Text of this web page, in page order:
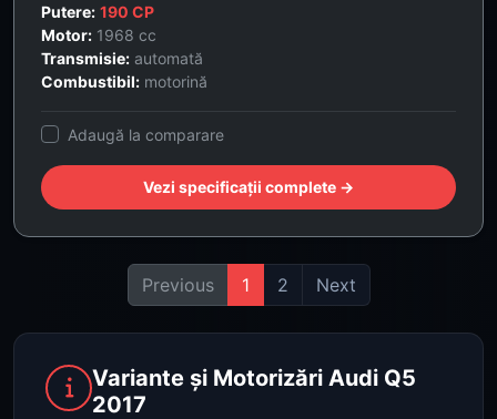
Putere: 190 CP
Motor: 1968 cc
Transmisie: automată
Combustibil: motorină
Adaugă la comparare
Vezi specificații complete →
Previous 1 2 Next
Variante și Motorizări Audi Q5
2017